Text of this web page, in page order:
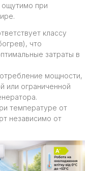
при
классу
что
затраты в
мощности,
или ограниченной
температуре от
независимо от